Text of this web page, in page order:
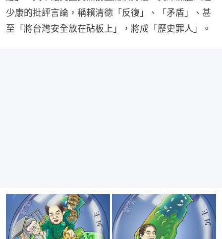
少康的批評言論，稱賴清德「反復」、「矛盾」、甚
至「將台灣安全放在砧板上」，將成「歷史罪人」。